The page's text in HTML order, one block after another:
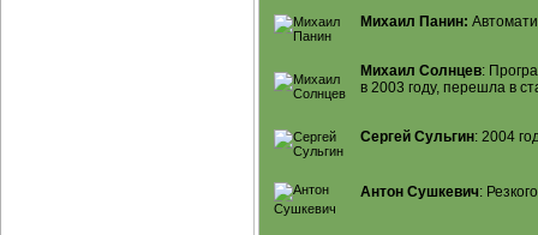
Михаил Панин:
Михаил Солнцев:
в 2003 году, перешла в
Сергей Сульгин: 2004
Антон Сушкевич: